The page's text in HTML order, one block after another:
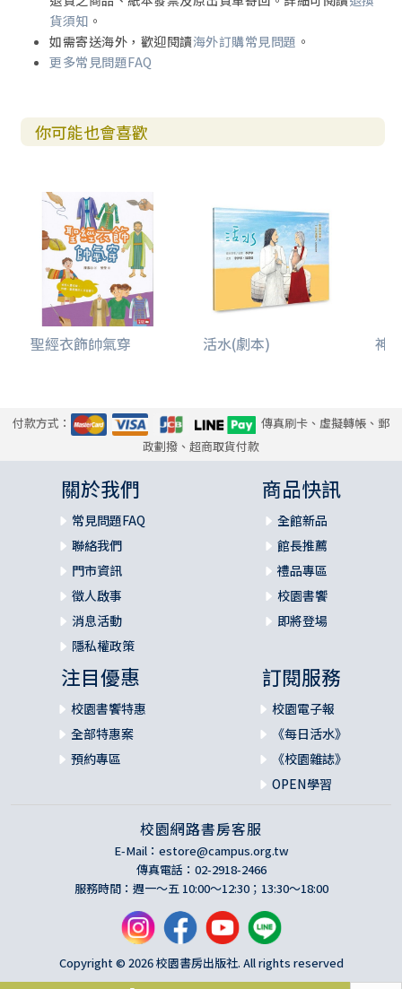
貨須知 。
如需寄送海外，歡迎閱讀海外訂購常見問題 。
更多常見問題FAQ
你可能也會喜歡
聖經衣飾帥氣穿 活水(劇本) 神
付款方式：
傳真刷卡、虛擬轉帳、郵
政劃撥、超商取貨付款
關於我們
常見問題FAQ
聯絡我們
門市資訊
徵人啟事
消息活動
隱私權政策
商品快訊
全館新品
館長推薦
禮品專區
校園書饗
即將登場
注目優惠
校園書饗特惠
全部特惠案
預約專區
訂閱服務
校園電子報
《每日活水》
《校園雜誌》
OPEN學習
校園網路書房客服
E-Mail： estore@campus.org.tw
傳真電話：02-2918-2466
服務時間：週一～五 10:00～12:30；13:30～18:00
Copyright © 2026 校園書房出版社. All rights reserved